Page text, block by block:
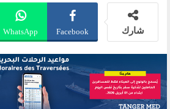
شارك Facebook
WhatsApp